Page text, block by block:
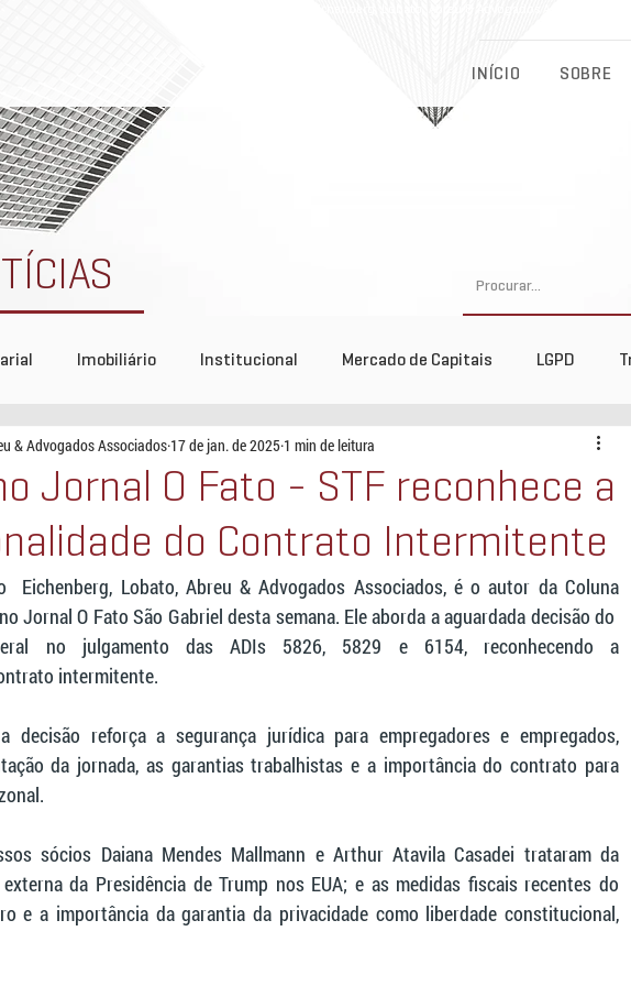
INÍCIO SOBRE
Imobiliário Institucional Mercado de Capitais LGPD
Eventos
Jornal O Fato - STF reconhece a
do Contrato Intermitente
& Advogados Associados 17 de jan. de 2025 1 min de leitura
Eichenberg, Lobato, Abreu & Advogados Associados, é o autor da Coluna
Jornal O Fato São Gabriel desta semana. Ele aborda a aguardada decisão do
no julgamento das ADIs 5826, 5829 e 6154, reconhecendo a
intermitente.
decisão reforça a segurança jurídica para empregadores e empregados,
da jornada, as garantias trabalhistas e a importância do contrato para
sócios Daiana Mendes Mallmann e Arthur Atavila Casadei trataram da
da Presidência de Trump nos EUA; e as medidas fiscais recentes do
e a importância da garantia da privacidade como liberdade constitucional,